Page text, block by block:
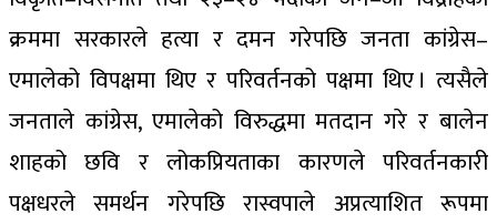
क्रममा सरकारले हत्या र दमन गरेपछि जनता कांग्रेस–
एमालेको विपक्षमा थिए र परिवर्तनको पक्षमा थिए । त्यसैले
जनताले कांग्रेस, एमालेको विरुद्धमा मतदान गरे र बालेन
शाहको छवि र लोकप्रियताका कारणले परिवर्तनकारी
पक्षधरले समर्थन गरेपछि रास्वपाले अप्रत्याशित रूपमा